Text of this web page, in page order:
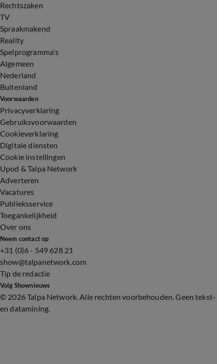
Rechtszaken
TV
Spraakmakend
Reality
Spelprogramma's
Algemeen
Nederland
Buitenland
Voorwaarden
Privacyverklaring
Gebruiksvoorwaarden
Cookieverklaring
Digitale diensten
Cookie instellingen
Upod & Talpa Network
Adverteren
Vacatures
Publieksservice
Toegankelijkheid
Over ons
Neem contact op
+31 (0)6 - 549 628 21
show@talpanetwork.com
Tip de redactie
Volg Shownieuws
© 2026 Talpa Network. Alle rechten voorbehouden. Geen tekst-
en datamining.